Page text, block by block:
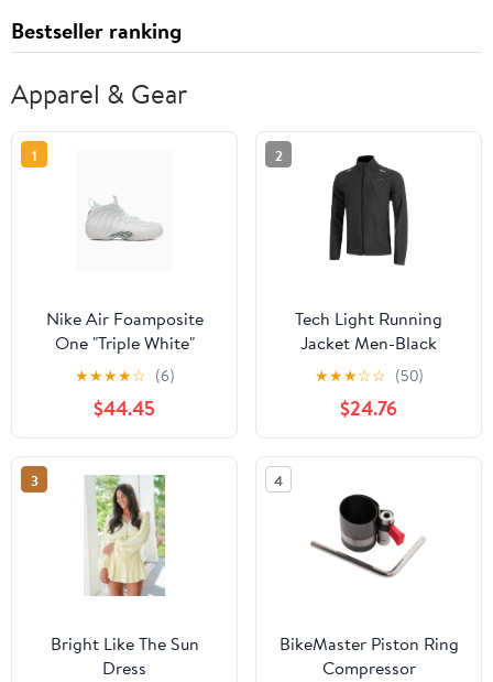
Bestseller ranking
Apparel & Gear
1
Nike Air Foamposite
One "Triple White"
★★★★☆ (6)
$44.45
2
Tech Light Running
Jacket Men-Black
★★★☆☆ (50)
$24.76
3
Bright Like The Sun
Dress
4
BikeMaster Piston Ring
Compressor